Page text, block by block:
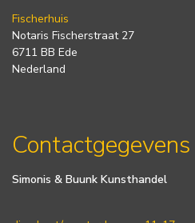
Fischerhuis
Notaris Fischerstraat 27
6711 BB Ede
Nederland
Contactgegevens
Simonis & Buunk Kunsthandel